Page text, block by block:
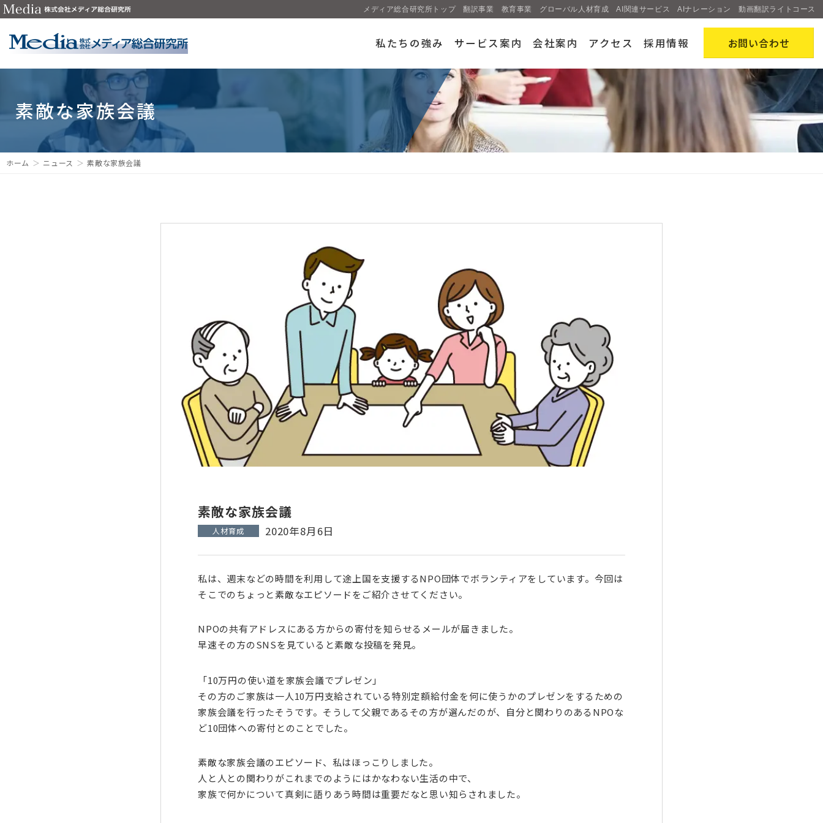
メディア総合研究所トップ 翻訳事業 教育事業 グローバル人材育成 AI関連サービス AIナレーション 動画翻訳ライトコース
お問い合わせ
私たちの強み サービス案内 会社案内 アクセス 採用情報
素敵な家族会議
ホーム ニュース 素敵な家族会議
素敵な家族会議
2020年8月6日
私は、週末などの時間を利用して途上国を支援するNPO団体でボランティアをしています。今回は
そこでのちょっと素敵なエピソードをご紹介させてください。
NPOの共有アドレスにある方からの寄付を知らせるメールが届きました。
早速その方のSNSを見ていると素敵な投稿を発見。
「10万円の使い道を家族会議でプレゼン」
その方のご家族は一人10万円支給されている特別定額給付金を何に使うかのプレゼンをするための
家族会議を行ったそうです。そうして父親であるその方が選んだのが、自分と関わりのあるNPOな
ど10団体への寄付とのことでした。
素敵な家族会議のエピソード、私はほっこりしました。
人と人との関わりがこれまでのようにはかなわない生活の中で、
家族で何かについて真剣に語りあう時間は重要だなと思い知らされました。